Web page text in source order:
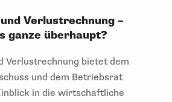
Verlustrechnung –
ganze überhaupt?
Verlustrechnung bietet dem
und dem Betriebsrat
in die wirtschaftliche